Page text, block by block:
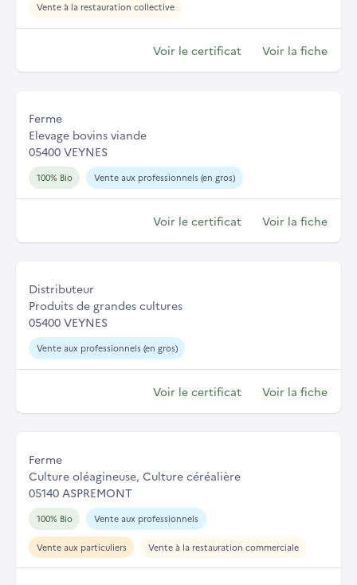
Vente à la restauration collective
Voir le certificat Voir la fiche
Ferme
Elevage bovins viande
05400 VEYNES
100% Bio Vente aux professionnels (en gros)
Voir le certificat Voir la fiche
Distributeur
Produits de grandes cultures
05400 VEYNES
Vente aux professionnels (en gros)
Voir le certificat Voir la fiche
Ferme
Culture oléagineuse, Culture céréalière
05140 ASPREMONT
100% Bio Vente aux professionnels
Vente aux particuliers Vente à la restauration commerciale